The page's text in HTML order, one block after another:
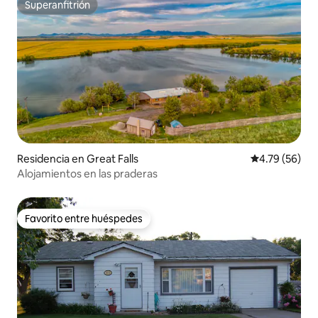
Superanfitrión
Superanfitrión
Residencia en Great Falls Calificación
4.79 (56)
Alojamientos en las praderas
Favorito entre huéspedes
Favorito entre huéspedes